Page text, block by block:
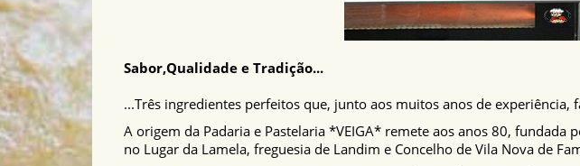
Sabor,Qualidade e Tradição...
...Três ingredientes perfeitos que, junto aos muitos anos de experiência,
A origem da Padaria e Pastelaria *VEIGA* remete aos anos 80, fundada
no Lugar da Lamela, freguesia de Landim e Concelho de Vila Nova de